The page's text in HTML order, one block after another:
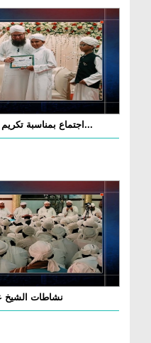
اجتماع بمناسبة تكريم طلاب مدرسة المدينة وجامعة ال...
نشاطات الشيخ